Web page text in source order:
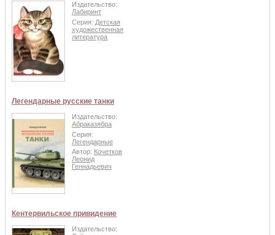
Издательство:
Лабиринт
Серия: Детская
художественная
литература
Легендарные русские танки
Издательство:
Абраказябра
Серия:
Легендарные
Автор: Кочетков
Леонид
Геннадьевич
Кентервильское привидение
Издательство: